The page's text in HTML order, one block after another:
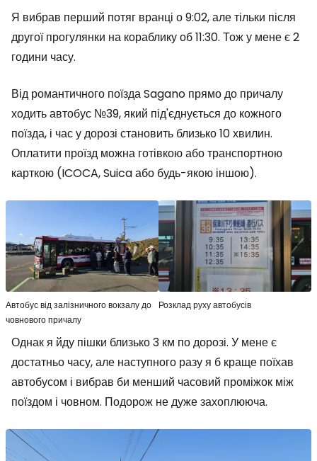
Я вибрав перший потяг вранці о 9:02, але тільки після
другої прогулянки на кораблику об 11:30. Тож у мене є 2
години часу.
Від романтичного поїзда Sagano прямо до причалу
ходить автобус №39, який під'єднується до кожного
поїзда, і час у дорозі становить близько 10 хвилин.
Оплатити проїзд можна готівкою або транспортною
карткою (ICOCA, Suica або будь-якою іншою).
Автобус від залізничного вокзалу до
човнового причалу
Розклад руху автобусів
Однак я йду пішки близько 3 км по дорозі. У мене є
достатньо часу, але наступного разу я б краще поїхав
автобусом і вибрав би менший часовий проміжок між
поїздом і човном. Подорож не дуже захоплююча.